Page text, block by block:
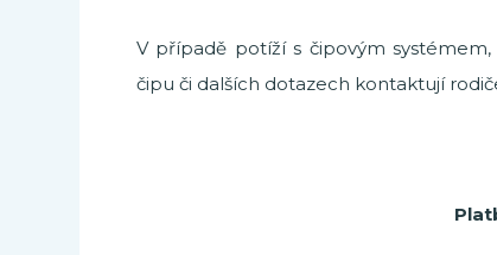
V případě potíží s čipovým
čipu či dalších dotazech kontaktují